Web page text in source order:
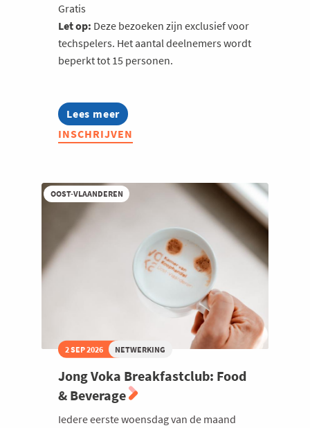
Gratis
Let op: Deze bezoeken zijn exclusief voor
techspelers. Het aantal deelnemers wordt
beperkt tot 15 personen.
Lees meer
about
Voka
On
28
augustus
'26
De
Prijkels
INSCHRIJVEN
OOST-VLAANDEREN
2 SEP 2026 NETWERKING
Jong Voka Breakfastclub: Food
& Beverage
Iedere eerste woensdag van de maand